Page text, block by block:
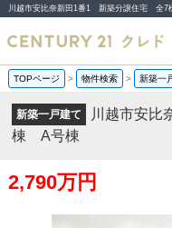
TOPページ > 物件検索 > 新築一
新築一戸建て
川越市安
棟 A号棟
2,790万円